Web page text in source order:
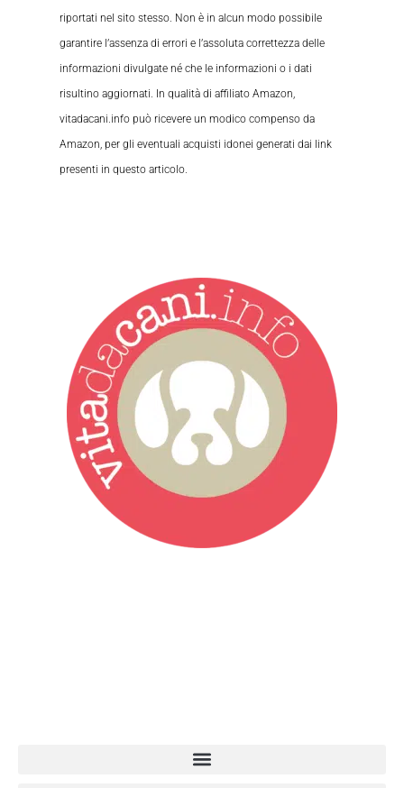
riportati nel sito stesso. Non è in alcun modo possibile
garantire l’assenza di errori e l’assoluta correttezza delle
informazioni divulgate né che le informazioni o i dati
risultino aggiornati. In qualità di affiliato Amazon,
vitadacani.info può ricevere un modico compenso da
Amazon, per gli eventuali acquisti idonei generati dai link
presenti in questo articolo.